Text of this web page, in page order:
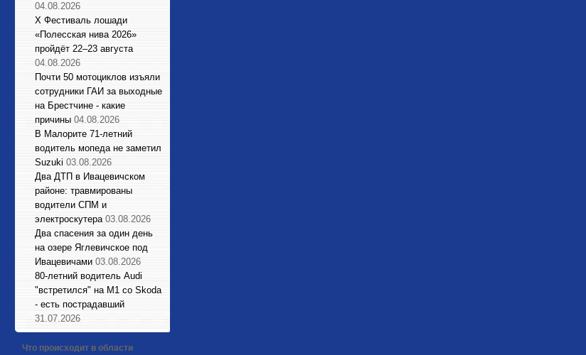
04.08.2026
X Фестиваль лошади
«Полесская нива 2026»
пройдёт 22–23 августа
04.08.2026
Почти 50 мотоциклов изъяли
сотрудники ГАИ за выходные
на Брестчине - какие
причины 04.08.2026
В Малорите 71-летний
водитель мопеда не заметил
Suzuki 03.08.2026
Два ДТП в Ивацевичском
районе: травмированы
водители СПМ и
электроскутера 03.08.2026
Два спасения за один день
на озере Яглевичское под
Ивацевичами 03.08.2026
80-летний водитель Audi
"встретился" на М1 со Skoda
- есть пострадавший
31.07.2026
Что происходит в области